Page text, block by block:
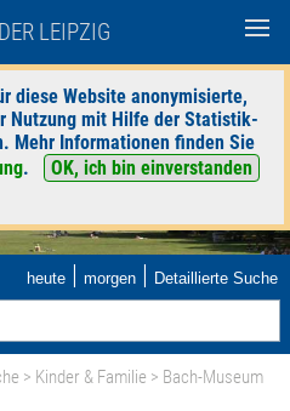
LEIPZIG
diese Website anonymisierte,
Nutzung mit Hilfe der Statistik-
Mehr Informationen finden Sie
.
OK, ich bin einverstanden
heute | morgen | Detaillierte Suche
> Kinder & Familie > Bach-Museum